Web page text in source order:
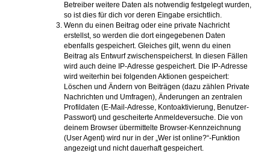
Betreiber weitere Daten als notwendig festgelegt wurden,
so ist dies für dich vor deren Eingabe ersichtlich.
Wenn du einen Beitrag oder eine private Nachricht
erstellst, so werden die dort eingegebenen Daten
ebenfalls gespeichert. Gleiches gilt, wenn du einen
Beitrag als Entwurf zwischenspeicherst. In diesen Fällen
wird auch deine IP-Adresse gespeichert. Die IP-Adresse
wird weiterhin bei folgenden Aktionen gespeichert:
Löschen und Ändern von Beiträgen (dazu zählen Private
Nachrichten und Umfragen), Änderungen an zentralen
Profildaten (E-Mail-Adresse, Kontoaktivierung, Benutzer-
Passwort) und gescheiterte Anmeldeversuche. Die von
deinem Browser übermittelte Browser-Kennzeichnung
(User Agent) wird nur in der „Wer ist online?“-Funktion
angezeigt und nicht dauerhaft gespeichert.